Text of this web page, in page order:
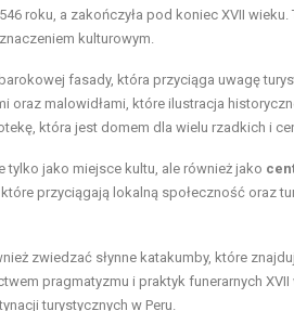
roku, a zakończyła pod koniec XVII
kulturowym.
fasady, która przyciąga uwagę
oraz malowidłami, które ilustracja
która jest domem dla wielu rzadkich i
tylko jako miejsce kultu, ale również jako
przyciągają lokalną społeczność oraz
zwiedzać słynne katakumby, które
pragmatyzmu i praktyk funerarnych
turystycznych w Peru.